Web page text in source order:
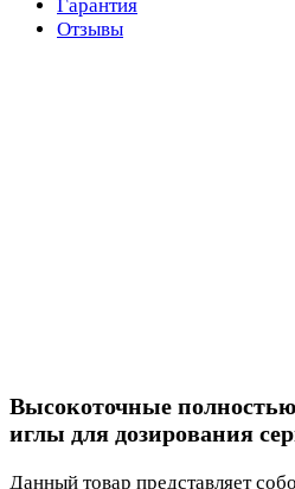
Гарантия
Отзывы
Высокоточные
иглы для дозирования
Данный товар представляет